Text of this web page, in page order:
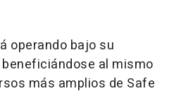
operando bajo su
al mismo
más amplios de Safe